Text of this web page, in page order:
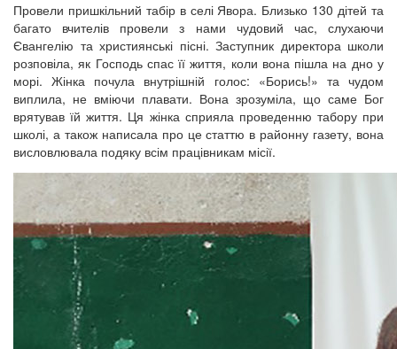
Провели пришкільний табір в селі Явора. Близько 130 дітей та
багато вчителів провели з нами чудовий час, слухаючи
Євангелію та християнські пісні. Заступник директора школи
розповіла, як Господь спас її життя, коли вона пішла на дно у
морі. Жінка почула внутрішній голос: «Борись!» та чудом
виплила, не вміючи плавати. Вона зрозуміла, що саме Бог
врятував їй життя. Ця жінка сприяла проведенню табору при
школі, а також написала про це статтю в районну газету, вона
висловлювала подяку всім працівникам місії.